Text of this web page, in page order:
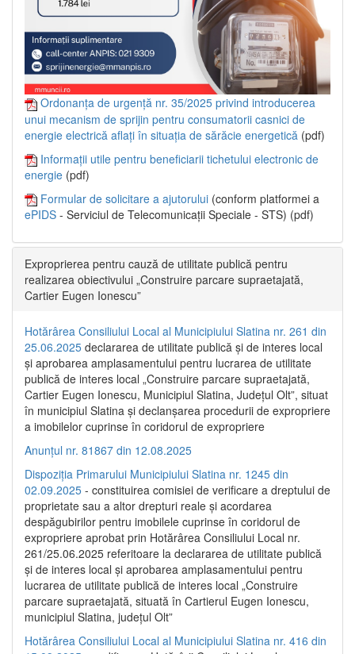
Ordonanța de urgență nr. 35/2025 privind introducerea
unui mecanism de sprijin pentru consumatorii casnici de
energie electrică aflați în situația de sărăcie energetică (pdf)
Informații utile pentru beneficiarii tichetului electronic de
energie (pdf)
Formular de solicitare a ajutorului (conform platformei a
ePIDS - Serviciul de Telecomunicații Speciale - STS) (pdf)
Exproprierea pentru cauză de utilitate publică pentru
realizarea obiectivului „Construire parcare supraetajată,
Cartier Eugen Ionescu”
Hotărârea Consiliului Local al Municipiului Slatina nr. 261 din
25.06.2025 declararea de utilitate publică și de interes local
și aprobarea amplasamentului pentru lucrarea de utilitate
publică de interes local „Construire parcare supraetajată,
Cartier Eugen Ionescu, Municipiul Slatina, Județul Olt”, situat
în municipiul Slatina și declanșarea procedurii de expropriere
a imobilelor cuprinse în coridorul de expropriere
Anunțul nr. 81867 din 12.08.2025
Dispoziția Primarului Municipiului Slatina nr. 1245 din
02.09.2025 - constituirea comisiei de verificare a dreptului de
proprietate sau a altor drepturi reale și acordarea
despăgubirilor pentru imobilele cuprinse în coridorul de
expropriere aprobat prin Hotărârea Consiliului Local nr.
261/25.06.2025 referitoare la declararea de utilitate publică
și de interes local și aprobarea amplasamentului pentru
lucrarea de utilitate publică de interes local „Construire
parcare supraetajată, situată în Cartierul Eugen Ionescu,
municipiul Slatina, județul Olt”
Hotărârea Consiliului Local al Municipiului Slatina nr. 416 din